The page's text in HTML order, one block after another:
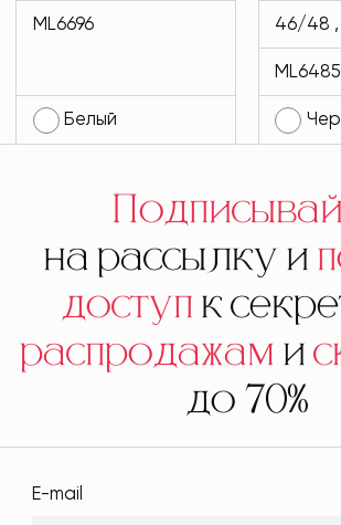
MODLAV ML6696-
ML6696
Белый
13
46/48
ML6485
на рассылку и
доступк
распродажами
до 70%
E-mail